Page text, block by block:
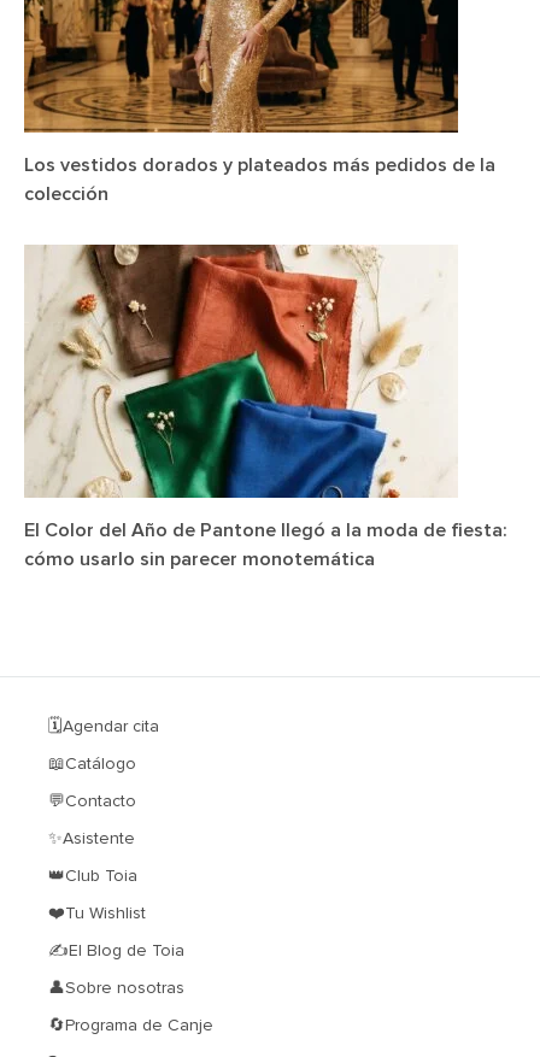
Los vestidos dorados y plateados más pedidos de la
colección
El Color del Año de Pantone llegó a la moda de fiesta:
cómo usarlo sin parecer monotemática
🗓️Agendar cita
📖Catálogo
💬Contacto
✨Asistente
👑Club Toia
❤️Tu Wishlist
✍El Blog de Toia
👤Sobre nosotras
🔄Programa de Canje